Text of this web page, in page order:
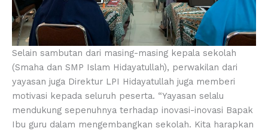
Selain sambutan dari masing-masing kepala sekolah
(Smaha dan SMP Islam Hidayatullah), perwakilan dari
yayasan juga Direktur LPI Hidayatullah juga memberi
motivasi kepada seluruh peserta. “Yayasan selalu
mendukung sepenuhnya terhadap inovasi-inovasi Bapak
Ibu guru dalam mengembangkan sekolah. Kita harapkan